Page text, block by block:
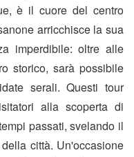
è il cuore del centro
arricchisce la sua
imperdibile: oltre alle
storico, sarà possibile
serali. Questi tour
alla scoperta di
passati, svelando il
città. Un'occasione